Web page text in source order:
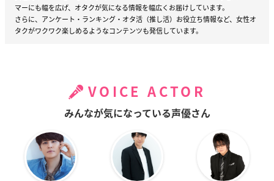
マーにも幅を広げ、オタクが気になる情報を幅広くお届けしています。
さらに、アンケート・ランキング・オタ活（推し活）お役立ち情報など、女性オ
タクがワクワク楽しめるようなコンテンツも発信しています。
VOICE ACTOR
みんなが気になっている声優さん